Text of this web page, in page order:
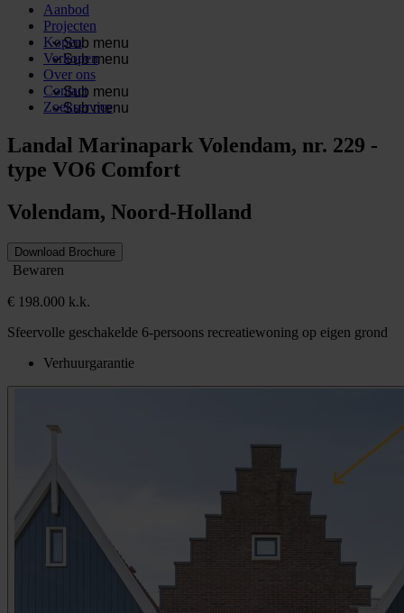
Aanbod
Projecten
Sub menu
Kopen
Sub menu
Verkopen
Over ons
Sub menu
Contact
Sub menu
Zoekservice
Landal Marinapark Volendam, nr. 229 -
type VO6 Comfort
Volendam, Noord-Holland
Download Brochure
Bewaren
€ 198.000 k.k.
Sfeervolle geschakelde 6-persoons recreatiewoning op eigen grond
Verhuurgarantie